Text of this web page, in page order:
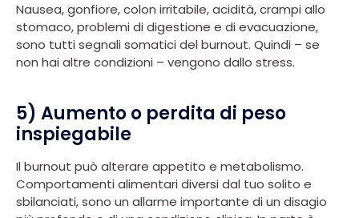
Nausea, gonfiore, colon irritabile, acidità, crampi allo
stomaco, problemi di digestione e di evacuazione,
sono tutti segnali somatici del burnout. Quindi – se
non hai altre condizioni – vengono dallo stress.
5) Aumento o perdita di peso
inspiegabile
Il burnout può alterare appetito e metabolismo.
Comportamenti alimentari diversi dal tuo solito e
sbilanciati, sono un allarme importante di un disagio